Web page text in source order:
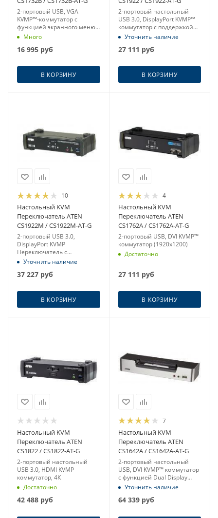
2-портовый USB, VGA
KVMP™-коммутатор с
функцией экранного меню
(2048x1536)
Много
16 995 руб
В КОРЗИНУ
2-портовый настольный
USB 3.0, DisplayPort KVMP™
коммутатор с поддержкой
4KУточнить наличие
27 111 руб
В КОРЗИНУ
10
Настольный KVM
Переключатель ATEN
CS1922M / CS1922M-AT-G
2-портовый USB 3.0,
DisplayPort KVMP
Переключатель с
поддержкой 4K и MST
Уточнить наличие
37 227 руб
В КОРЗИНУ
4
Настольный KVM
Переключатель ATEN
CS1762A / CS1762A-AT-G
2-портовый USB, DVI KVMP™
коммутатор (1920x1200)
Достаточно
27 111 руб
В КОРЗИНУ
Настольный KVM
Переключатель ATEN
CS1822 / CS1822-AT-G
2-портовый настольный
USB 3.0, HDMI KVMP
коммутатор, 4К
Достаточно
42 488 руб
7
Настольный KVM
Переключатель ATEN
CS1642A / CS1642A-AT-G
2-портовый настольный
USB, DVI KVMP™ коммутатор
с функцией Dual Display
(2560x1600)
Уточнить наличие
64 339руб